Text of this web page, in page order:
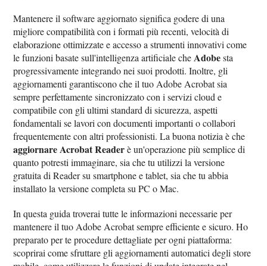
Mantenere il software aggiornato significa godere di una
migliore compatibilità con i formati più recenti, velocità di
elaborazione ottimizzate e accesso a strumenti innovativi come
le funzioni basate sull'intelligenza artificiale che Adobesta
progressivamente integrando nei suoi prodotti. Inoltre, gli
aggiornamenti garantiscono che il tuo Adobe Acrobat sia
sempre perfettamente sincronizzato con i servizi cloud e
compatibile con gli ultimi standard di sicurezza, aspetti
fondamentali se lavori con documenti importanti o collabori
frequentemente con altri professionisti. La buona notizia è che
aggiornare Acrobat Readerè un'operazione più semplice di
quanto potresti immaginare, sia che tu utilizzi la versione
gratuita di Reader su smartphone e tablet, sia che tu abbia
installato la versione completa su PC o Mac.
In questa guida troverai tutte le informazioni necessarie per
mantenere il tuo Adobe Acrobat sempre efficiente e sicuro. Ho
preparato per te procedure dettagliate per ogni piattaforma:
scoprirai come sfruttare gli aggiornamenti automatici degli store